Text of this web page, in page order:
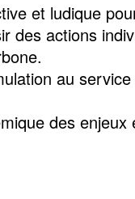
et ludique
des actions
au
des